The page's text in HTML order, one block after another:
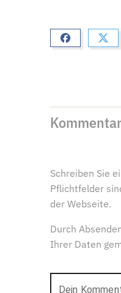
Schreiben Sie
Pflichtfelder
der Webseite.
Durch
Ihrer Daten
Dein